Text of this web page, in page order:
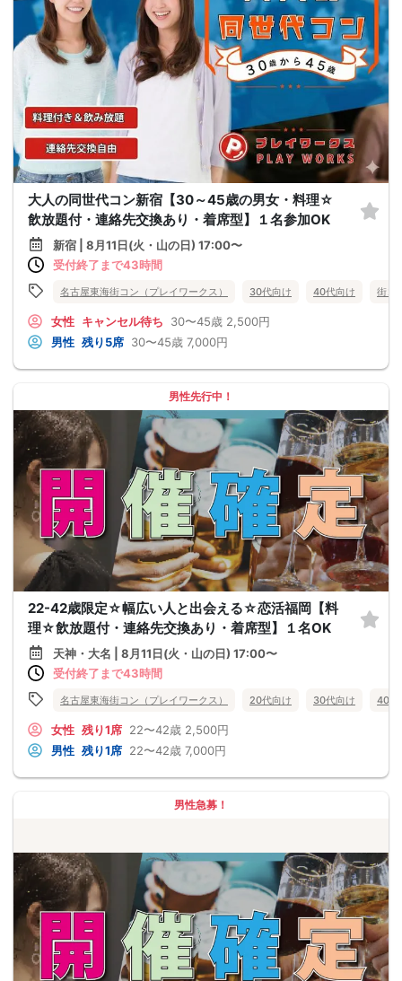
大人の同世代コン新宿【30～45歳の男女・料理☆
飲放題付・連絡先交換あり・着席型】１名参加OK
新宿 | 8月11日(火・山の日) 17:00〜
受付終了まで43時間
名古屋東海街コン（プレイワークス） 30代向け 40代向け 街コ
女性 キャンセル待ち 30〜45歳 2,500円
男性 残り5席 30〜45歳 7,000円
男性先行中！
22-42歳限定☆幅広い人と出会える☆恋活福岡【料
理☆飲放題付・連絡先交換あり・着席型】１名OK
天神・大名 | 8月11日(火・山の日) 17:00〜
受付終了まで43時間
名古屋東海街コン（プレイワークス） 20代向け 30代向け 40代
女性 残り1席 22〜42歳 2,500円
男性 残り1席 22〜42歳 7,000円
男性急募！